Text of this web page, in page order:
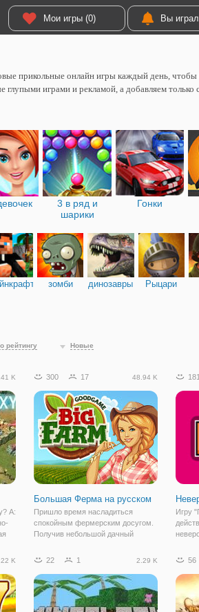
Мои игры (0) Вы
прикольные онлайн игры каждый день, чтобы
глупыми играми и рекламой, а добавляем
3 в ряд и
шарики
Гонки
зомби динозавры Рыцари
рейтингу Новые
K
A:
300 17 48.94 K
Большая Ферма на русском
Пришло время насладиться
спокойным фермерским досугом.
Получив небольшой дачный
облагораживанию. Первым делом
затем собирать урожай. Из урожая
можно
181
Игру
время
K 22 1 2.29 K 56